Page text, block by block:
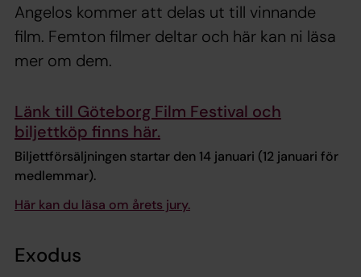
Angelos kommer att delas ut till vinnande
film. Femton filmer deltar och här kan ni läsa
mer om dem.
Länk till Göteborg Film Festival och
biljettköp finns här.
Biljettförsäljningen startar den 14 januari (12 januari för
medlemmar).
Här kan du läsa om årets jury.
Exodus